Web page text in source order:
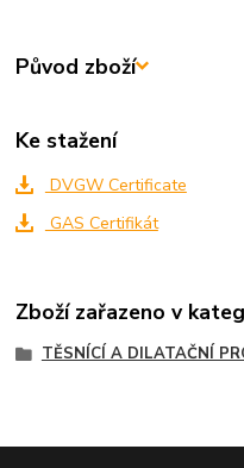
Původ zboží
Ke stažení
DVGW Certificate
GAS Certifikát
Zboží zařazeno v
TĚSNÍCÍ A DILATAČNÍ